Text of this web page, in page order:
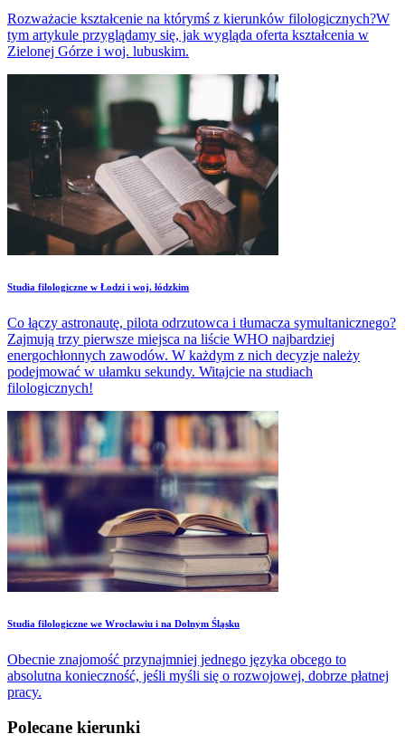
Rozważacie kształcenie na którymś z kierunków filologicznych?W
tym artykule przyglądamy się, jak wygląda oferta kształcenia w
Zielonej Górze i woj. lubuskim.
Studia filologiczne w Łodzi i woj. łódzkim
Co łączy astronautę, pilota odrzutowca i tłumacza symultanicznego?
Zajmują trzy pierwsze miejsca na liście WHO najbardziej
energochłonnych zawodów. W każdym z nich decyzje należy
podejmować w ułamku sekundy. Witajcie na studiach
filologicznych!
Studia filologiczne we Wrocławiu i na Dolnym Śląsku
Obecnie znajomość przynajmniej jednego języka obcego to
absolutna konieczność, jeśli myśli się o rozwojowej, dobrze płatnej
pracy.
Polecane kierunki